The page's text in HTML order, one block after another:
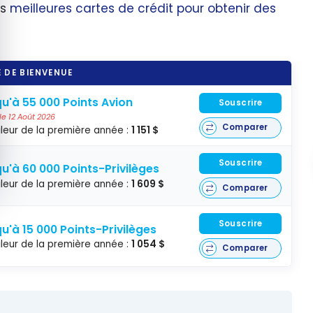
meilleures cartes de crédit pour obtenir des
DE BIENVENUE
55 000 Points Avion
le 12 Août 2026
de la première année :1 151 $
Souscrire
Comparer
60 000 Points-Privilèges
de la première année :1 609 $
Souscrire
Comparer
15 000 Points-Privilèges
de la première année :1 054 $
Souscrire
Comparer